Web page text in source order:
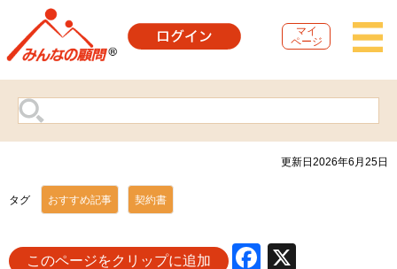
マイ
ページ
更新日2026年6月25日
タグ おすすめ記事 契約書
このページをクリップに追加 Facebook